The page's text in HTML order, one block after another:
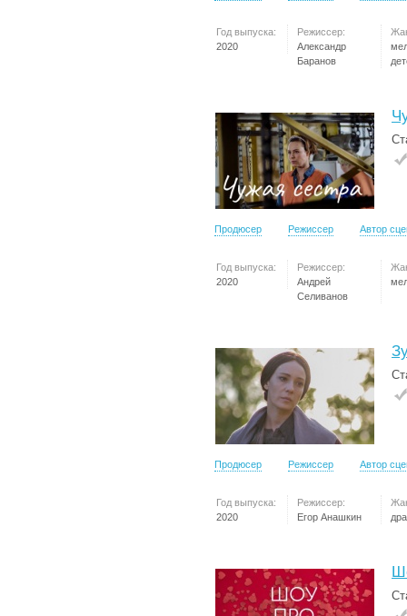
Год выпуска:
2020
Режиссер:
Александр
Баранов
Продюсер Режиссер Автор
Год выпуска:
2020
Режиссер:
Андрей
Селиванов
Продюсер Режиссер Автор
Год выпуска:
2020
Режиссер:
Егор Анашкин